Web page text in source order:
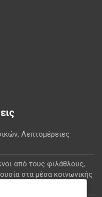
Λεπτομέρειες
από τους φιλάθλους,
στα μέσα κοινωνικής